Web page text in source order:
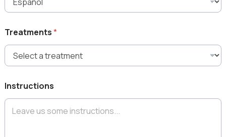
Treatments*
Instructions